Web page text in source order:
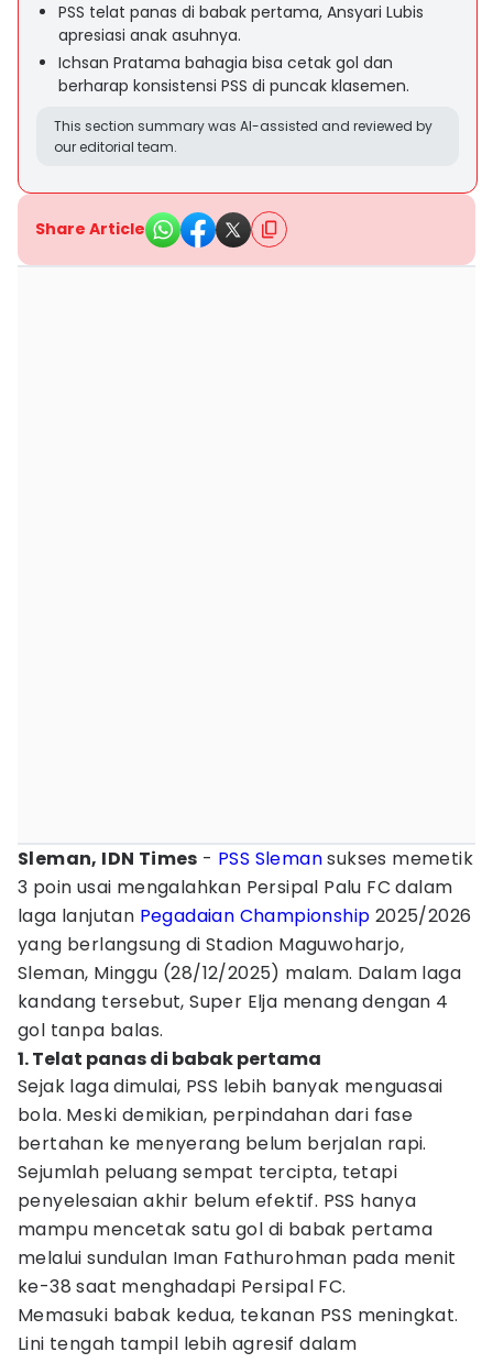
PSS telat panas di babak pertama, Ansyari Lubis
apresiasi anak asuhnya.
Ichsan Pratama bahagia bisa cetak gol dan
berharap konsistensi PSS di puncak klasemen.
This section summary was AI-assisted and reviewed by
our editorial team.
Share Article
Sleman, IDN Times - PSS Slemansukses memetik
3 poin usai mengalahkan Persipal Palu FC dalam
laga lanjutan Pegadaian Championship 2025/2026
yang berlangsung di Stadion Maguwoharjo,
Sleman, Minggu (28/12/2025) malam. Dalam laga
kandang tersebut, Super Elja menang dengan 4
gol tanpa balas.
1. Telat panas di babak pertama
Sejak laga dimulai, PSS lebih banyak menguasai
bola. Meski demikian, perpindahan dari fase
bertahan ke menyerang belum berjalan rapi.
Sejumlah peluang sempat tercipta, tetapi
penyelesaian akhir belum efektif. PSS hanya
mampu mencetak satu gol di babak pertama
melalui sundulan Iman Fathurohman pada menit
ke-38 saat menghadapi Persipal FC.
Memasuki babak kedua, tekanan PSS meningkat.
Lini tengah tampil lebih agresif dalam